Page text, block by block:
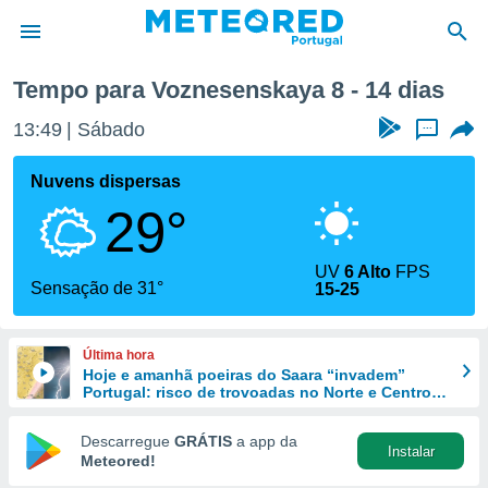
da
foi
fornecidas
a este
das
e
forma
digital
Tempo para Voznesenskaya 8 - 14 dias
13:49 Sábado ...
Nuvens dispersas
29°
Sensação de 31°
UV6 Alto FPS
15-25
Última hora
Hoje e amanhã poeiras do Saara “invadem”
Portugal: risco de trovoadas no Norte e Centro
Descarregue GRÁTIS a app da
Meteored!
Instalar